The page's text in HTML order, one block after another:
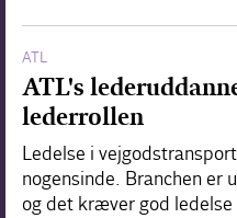
ATL
ATL's
lederrollen
Ledelse i
nogensinde. Branchen er
og det kræver god